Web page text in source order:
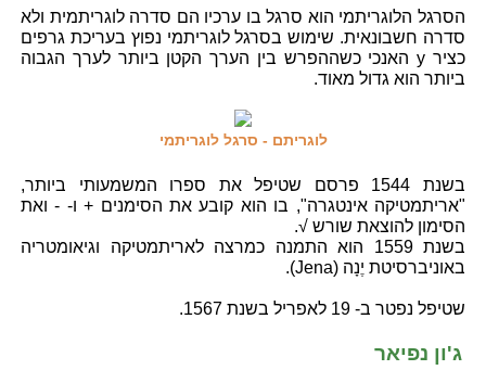
הסרגל הלוגריתמי הוא סרגל בו ערכיו הם סדרה לוגריתמית ולא
סדרה חשבונאית. שימוש בסרגל לוגריתמי נפוץ בעריכת גרפים
כציר y האנכי כשההפרש בין הערך הקטן ביותר לערך הגבוה
ביותר הוא גדול מאוד.
לוגריתם - סרגל לוגריתמי
בשנת 1544 פרסם שטיפל את ספרו המשמעותי ביותר,
"אריתמטיקה אינטגרה", בו הוא קובע את הסימנים + ו- - ואת
הסימון להוצאת שורש √.
בשנת 1559 הוא התמנה כמרצה לאריתמטיקה וגיאומטריה
באוניברסיטת יֶנָה (Jena).
שטיפל נפטר ב- 19 לאפריל בשנת 1567.
ג'ון נפיאר